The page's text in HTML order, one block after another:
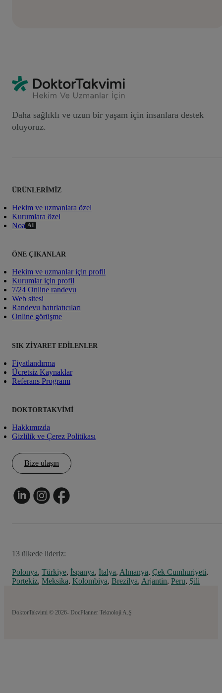
Daha sağlıklı ve uzun bir yaşam için insanlara destek
oluyoruz.
ÜRÜNLERIMIZ
Hekim ve uzmanlara özel
Kurumlara özel
Noa AI
ÖNE ÇIKANLAR
Hekim ve uzmanlar için profil
Kurumlar için profil
7/24 Online randevu
Web sitesi
Randevu hatırlatıcıları
Online görüşme
SIK ZIYARET EDILENLER
Fiyatlandırma
Ücretsiz Kaynaklar
Referans Programı
DOKTORTAKVIMI
Hakkımızda
Gizlilik ve Çerez Politikası
Bize ulaşın
13 ülkede lideriz:
Polonya, Türkiye, İspanya, İtalya, Almanya, Çek Cumhuriyeti,
Portekiz, Meksika, Kolombiya, Brezilya, Arjantin, Peru, Şili
DoktorTakvimi © 2026- DocPlanner Teknoloji A.Ş